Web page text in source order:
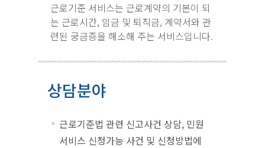
근로기준 서비스는 근로계약의 기본이 되
는 근로시간, 임금 및 퇴직금, 계약서와 관
련된 궁금증을 해소해 주는 서비스입니다.
상담분야
근로기준법 관련 신고사건 상담, 민원
서비스 신청가능 사건 및 신청방법에